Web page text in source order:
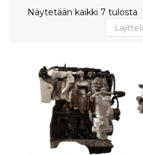
Näytetään kaikki 7 tulosta